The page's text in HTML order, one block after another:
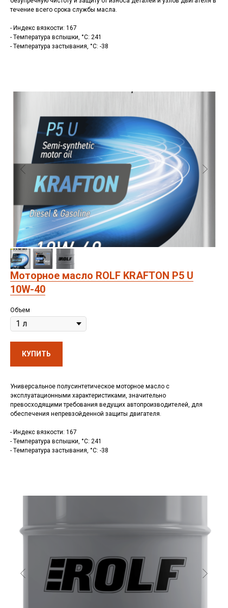
течение всего срока службы масла.
- Индекс вязкости: 167
- Температура вспышки, °C: 241
- Температура застывания, °C: -38
Моторное масло ROLF KRAFTON P5 U
10W-40
Объем
КУПИТЬ
Универсальное полусинтетическое моторное масло с
эксплуатационными характеристиками, значительно
превосходящими требования ведущих автопроизводителей, для
обеспечения непревзойденной защиты двигателя.
- Индекс вязкости: 167
- Температура вспышки, °C: 241
- Температура застывания, °C: -38